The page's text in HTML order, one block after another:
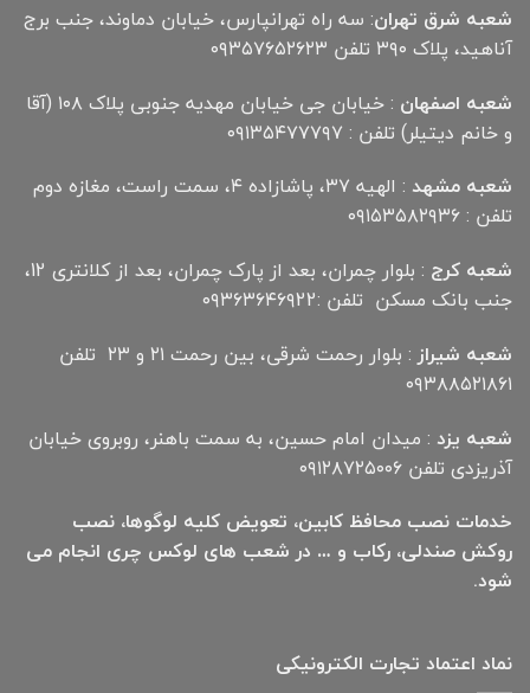
شعبه شرق تهران: سه راه تهرانپارس، خیابان دماوند، جنب برج
آناهید، پلاک ۳۹۰ تلفن ۰۹۳۵۷۶۵۲۶۲۳
شعبه اصفهان
: خیابان جی خیابان مهدیه جنوبی پلاک ۱۰۸ (آقا
و خانم دیتیلر) تلفن : ۰۹۱۳۵۴۷۷۷۹۷
شعبه مشهد
: الهیه ۳۷، پاشازاده ۴، سمت راست، مغازه دوم
تلفن : ۰۹۱۵۳۵۸۲۹۳۶
شعبه کرج
: بلوار چمران، بعد از پارک چمران، بعد از کلانتری 12،
جنب بانک مسکن تلفن :۰۹۳۶۳۶۴۶۹22
شعبه شیراز
: بلوار رحمت شرقی، بین رحمت ۲۱ و ۲۳ تلفن
۰۹۳۸۸۵۲۱۸۶۱
شعبه یزد : میدان امام حسین، به سمت باهنر، روبروی خیابان
آذریزدی تلفن ۰۹۱۲۸۷۲۵۰۰۶
خدمات نصب محافظ کابین، تعویض کلیه لوگوها، نصب
روکش صندلی، رکاب و … در شعب های لوکس چری انجام می
شود.
نماد اعتماد تجارت الكترونیكی